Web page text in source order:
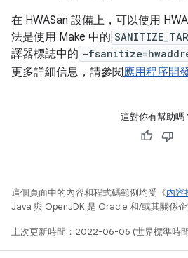
在 HWASan 設備上，可以使用
法是使用 Make 中的
譯器標誌中的 -
更多詳細信息，請參閱應用程序開
這對你有幫助嗎
這個頁面中的內容和程式碼範例均受《內容
Java 與 OpenJDK 是 Oracle 和/或其關係企
上次更新時間：2022-06-06 (世界標準時間